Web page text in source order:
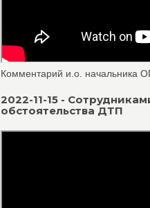
Комментарий и.о. начальника
2022-11-15 -
обстоятельства ДТП